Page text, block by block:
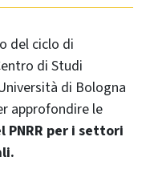
di Studi
di Bologna
approfondire le
per i settori